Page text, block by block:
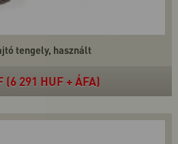
tengely, használt
(6 291 HUF + ÁFA)